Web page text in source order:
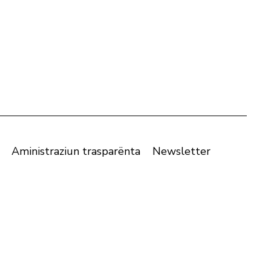
Aministraziun trasparënta Newsletter